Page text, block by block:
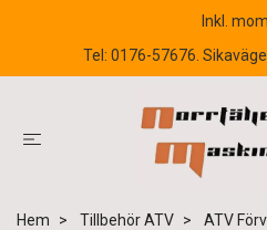
Inkl.
Tel: 0176-57676.
Hem Tillbehör ATV
ATV